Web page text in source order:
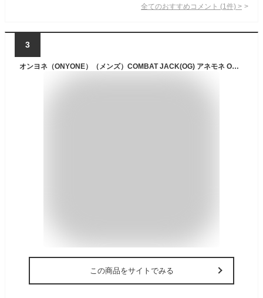
全てのおすすめコメント (1 件) >
3
オンヨネ（ONYONE）（メンズ）COMBAT JACK(OG) アネモネ ODJ91808 028 アウトドア キャンプ レインウェア 防水 カッパ 合羽 登山 雨具 収納袋付 レジャー
この商品をサイトでみる